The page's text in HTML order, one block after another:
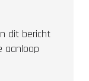
dit bericht
aanloop